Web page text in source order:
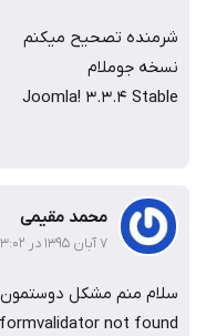
شرمنده تصحیح میکنم
نسخه جوملام
Joomla! 3.3.4 Stable
محمد مقیمی
۷ آبان ۱۳۹۵ در ۲۳:۰۲
سلام منم مشکل دوستمون
not found.